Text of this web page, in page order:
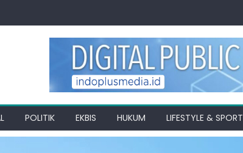
POLITIK EKBIS HUKUM LIFESTYLE & SPORT